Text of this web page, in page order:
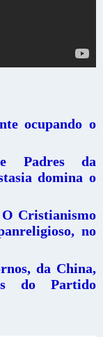
ocupando o
Padres da
domina o
Cristianismo
no
da China,
do Partido